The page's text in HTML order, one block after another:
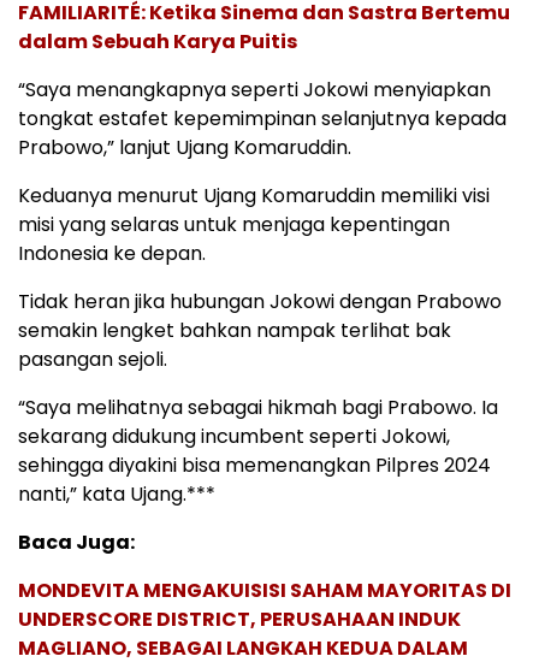
FAMILIARITÉ: Ketika Sinema dan Sastra Bertemu
dalam Sebuah Karya Puitis
“Saya menangkapnya seperti Jokowi menyiapkan
tongkat estafet kepemimpinan selanjutnya kepada
Prabowo,” lanjut Ujang Komaruddin.
Keduanya menurut Ujang Komaruddin memiliki visi
misi yang selaras untuk menjaga kepentingan
Indonesia ke depan.
Tidak heran jika hubungan Jokowi dengan Prabowo
semakin lengket bahkan nampak terlihat bak
pasangan sejoli.
“Saya melihatnya sebagai hikmah bagi Prabowo. Ia
sekarang didukung incumbent seperti Jokowi,
sehingga diyakini bisa memenangkan Pilpres 2024
nanti,” kata Ujang.***
Baca Juga:
MONDEVITA MENGAKUISISI SAHAM MAYORITAS DI
UNDERSCORE DISTRICT, PERUSAHAAN INDUK
MAGLIANO, SEBAGAI LANGKAH KEDUA DALAM